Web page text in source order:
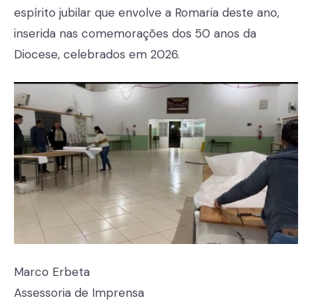
espírito jubilar que envolve a Romaria deste ano,
inserida nas comemorações dos 50 anos da
Diocese, celebrados em 2026.
Marco Erbeta
Assessoria de Imprensa